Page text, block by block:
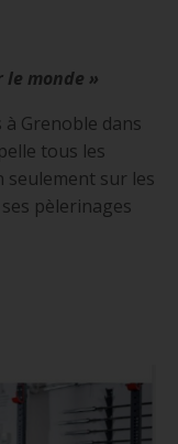
le monde »
Grenoble dans
tous les
seulement sur les
pèlerinages